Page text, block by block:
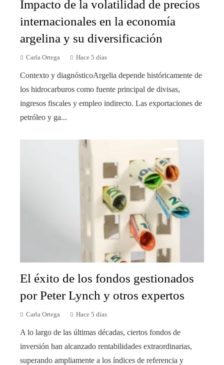
Impacto de la volatilidad de precios
internacionales en la economía
argelina y su diversificación
Carla Ortega Hace 5 días
Contexto y diagnósticoArgelia depende históricamente de
los hidrocarburos como fuente principal de divisas,
ingresos fiscales y empleo indirecto. Las exportaciones de
petróleo y ga...
El éxito de los fondos gestionados
por Peter Lynch y otros expertos
Carla Ortega Hace 5 días
A lo largo de las últimas décadas, ciertos fondos de
inversión han alcanzado rentabilidades extraordinarias,
superando ampliamente a los índices de referencia y